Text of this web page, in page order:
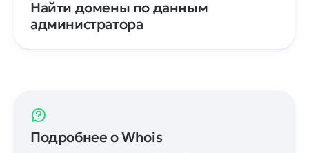
Найти домены по данным
администратора
Подробнее о Whois